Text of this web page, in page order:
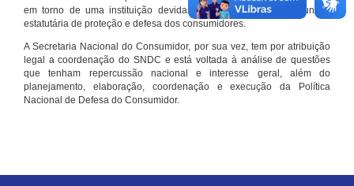
em torno de uma instituição devidamente registrada e com função
estatutária de proteção e defesa dos consumidores.
A Secretaria Nacional do Consumidor, por sua vez, tem por atribuição
legal a coordenação do SNDC e está voltada à análise de questões
que tenham repercussão nacional e interesse geral, além do
planejamento, elaboração, coordenação e execução da Política
Nacional de Defesa do Consumidor.